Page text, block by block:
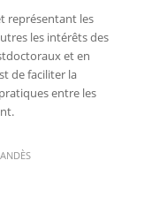
représentant les
les intérêts des
et en
de faciliter la
entre les